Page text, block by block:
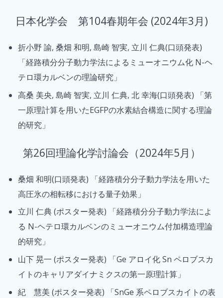
日本化学会 第104春期年会 (2024年3月)
折小野 諭, 桑畑 和明, 島崎 智実, 立川 仁典(口頭発表)
「経路積分分子動力学法によるミューオニウム化 N-ヘ
テロ環カルベンの理論研究」
高桑 美央, 島崎 智実, 立川 仁典, 北 幸海(口頭発表) 「第
一原理計算を用いたEGFPの水素結合構造に関する理論
的研究」
第26回理論化学討論会（2024年5月）
桑畑 和明(口頭発表) 「経路積分分子動力学法を用いた
高圧氷の相転移における量子効果」
立川 仁典 (ポスター発表) 「経路積分分子動力学法によ
る N-ヘテロ環カルベンのミューオニウム付加構造理論
的研究」
山下 晃一 (ポスター発表) 「Ge アロイ化 Sn ペロブスカ
イトのキャリアダイナミクスの第一原理計算」
紀 慧美 (ポスター発表) 「SnGe 系ペロブスカイトの表